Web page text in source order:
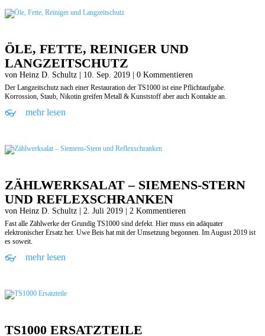
ÖLE, FETTE, REINIGER UND
LANGZEITSCHUTZ
von Heinz D. Schultz 10. Sep. 2019 | 0 Kommentieren
Der Langzeitschutz nach einer Restauration der TS1000 ist eine Pflichtaufgabe.
Korrossion, Staub, Nikotin greifen Metall & Kunststoff aber auch Kontakte an.
mehr lesen
ZÄHLWERKSALAT – SIEMENS-STERN
UND REFLEXSCHRANKEN
von Heinz D. Schultz 2. Juli 2019 | 2 Kommentieren
Fast alle Zählwerke der Grundig TS1000 sind defekt. Hier muss ein adäquater
elektronischer Ersatz her. Uwe Beis hat mit der Umsetzung begonnen. Im August 2019 ist
es soweit.
mehr lesen
TS1000 ERSATZTEILE